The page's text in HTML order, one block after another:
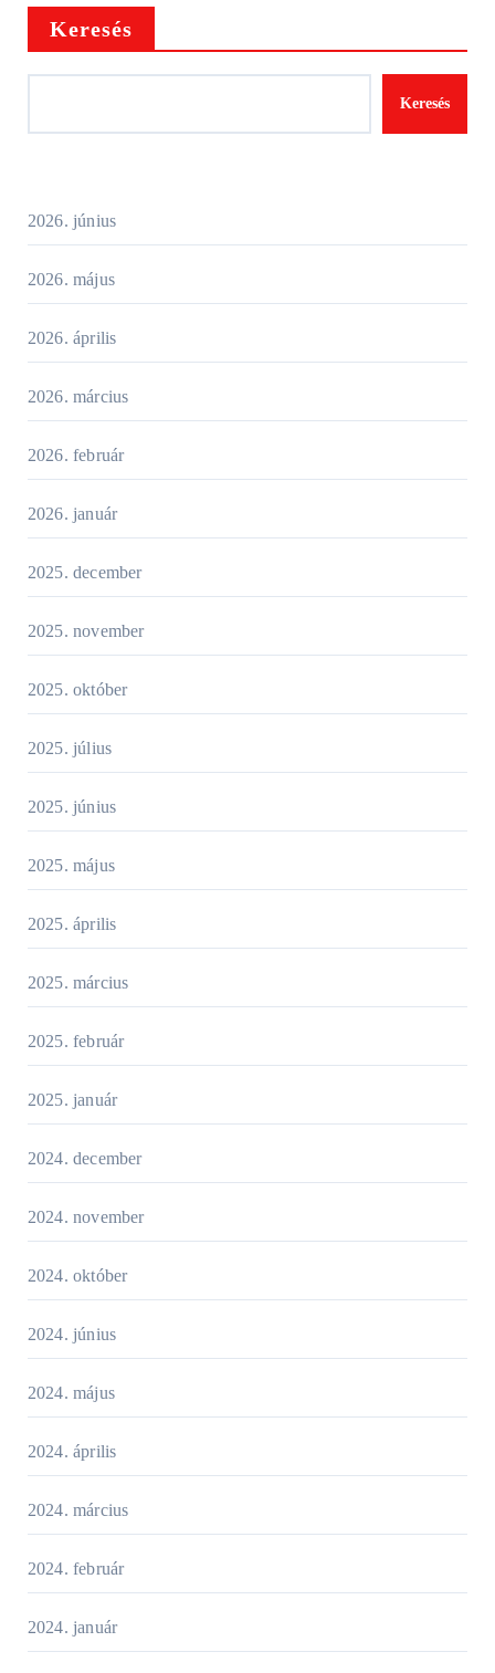
Keresés
Keresés
2026. június
2026. május
2026. április
2026. március
2026. február
2026. január
2025. december
2025. november
2025. október
2025. július
2025. június
2025. május
2025. április
2025. március
2025. február
2025. január
2024. december
2024. november
2024. október
2024. június
2024. május
2024. április
2024. március
2024. február
2024. január